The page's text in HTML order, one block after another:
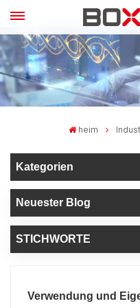
heim
Kategorien
Neuester Blog
STICHWORTE
Verwendung und